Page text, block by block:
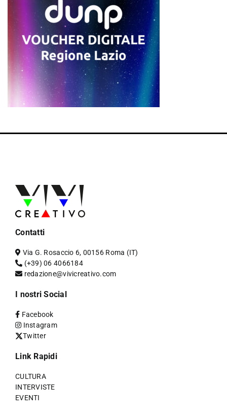
Contatti
Via G. Rosaccio 6, 00156 Roma (IT)
(+39) 06 4066184
redazione@vivicreativo.com
I nostri Social
Facebook
Instagram
Twitter
Link Rapidi
CULTURA
INTERVISTE
EVENTI